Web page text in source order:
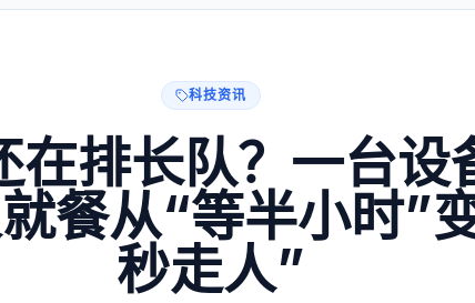
科技资讯
在排长队？一台设
餐从“等半小时”
秒走人”